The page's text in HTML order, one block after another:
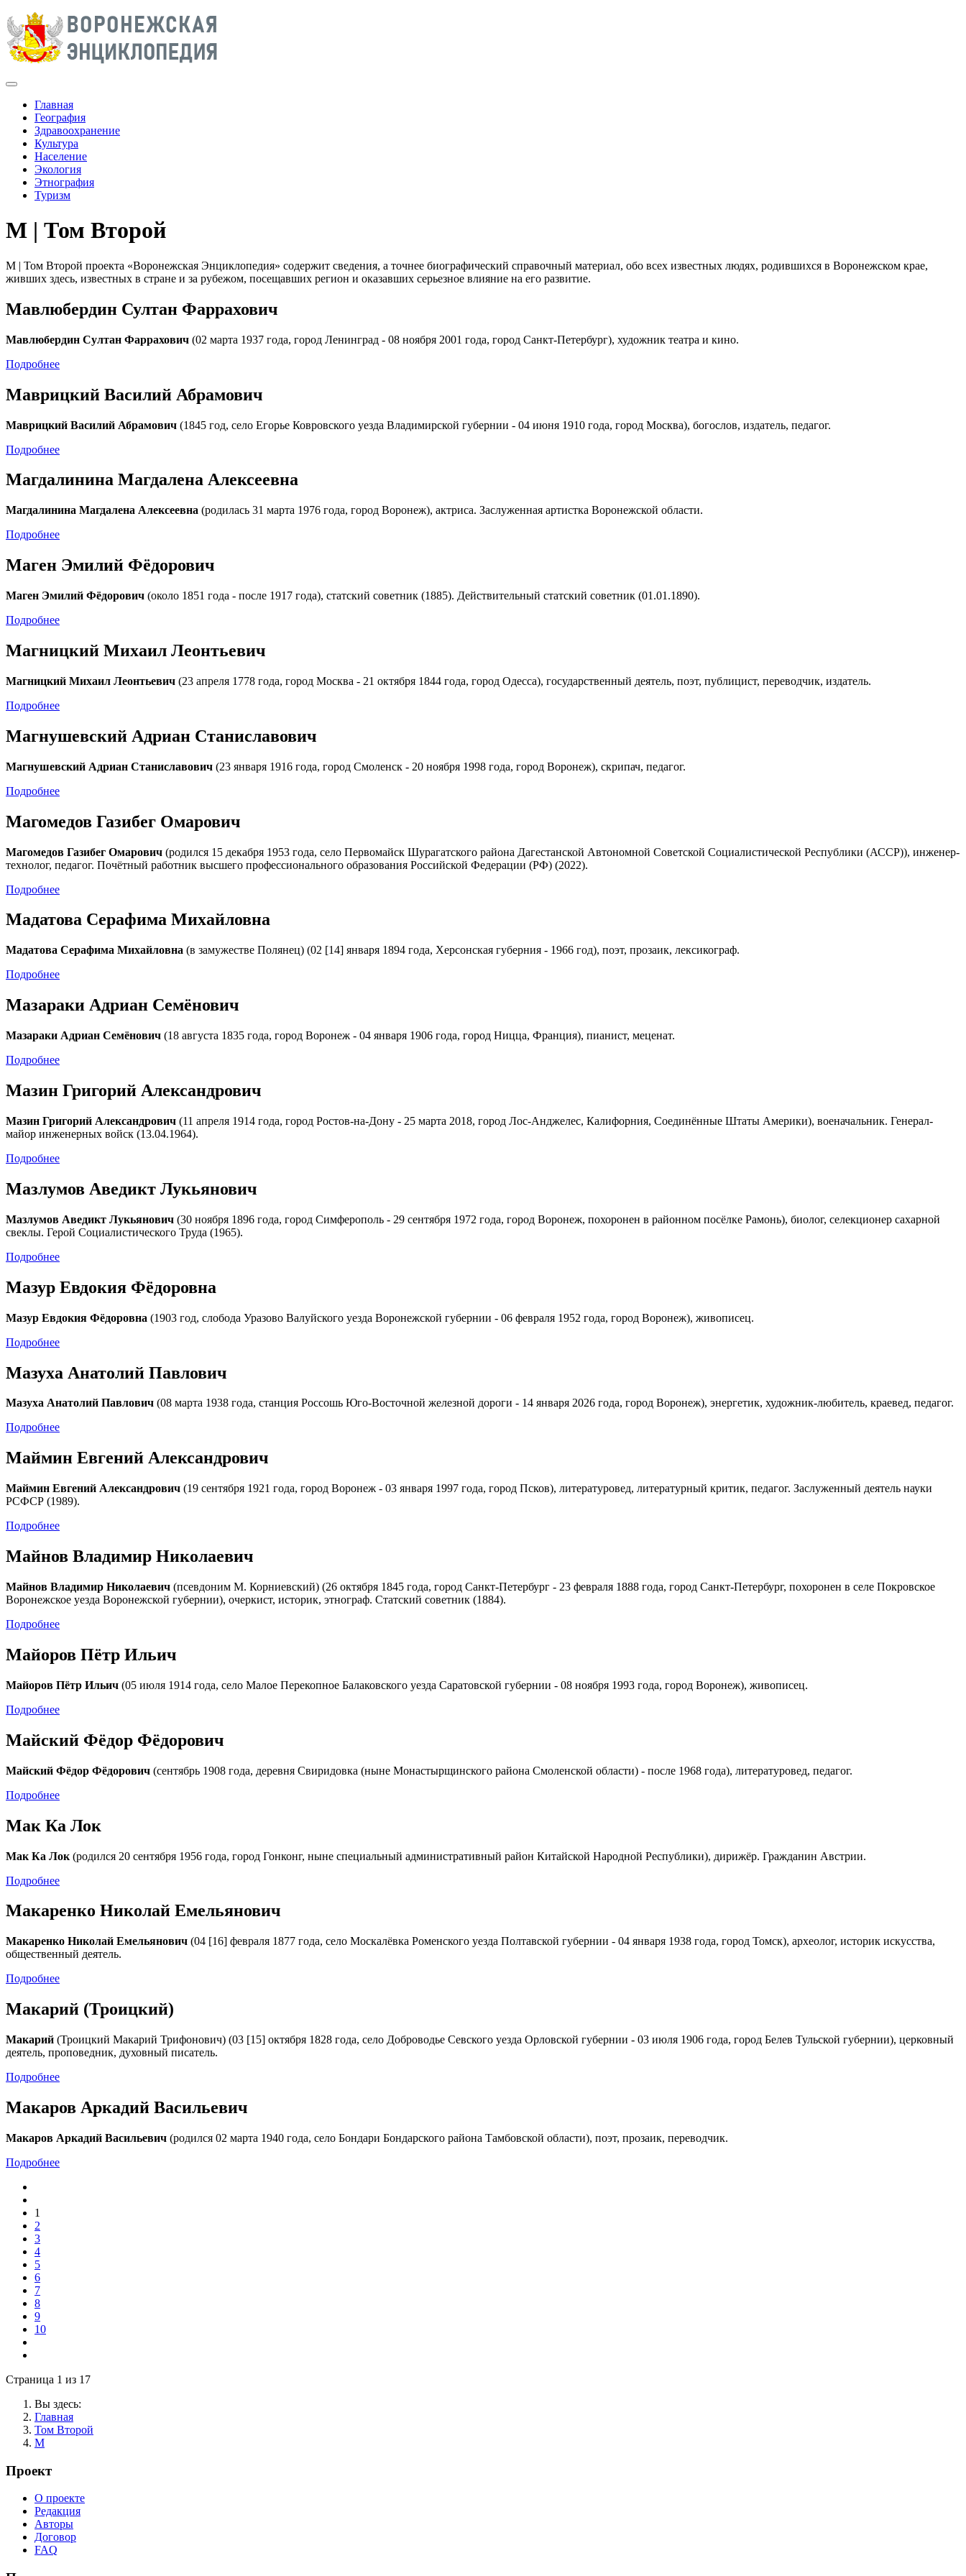
Главная
География
Здравоохранение
Культура
Население
Экология
Этнография
Туризм
М | Том Второй
М | Том Второй проекта «Воронежская Энциклопедия» содержит сведения, а точнее биографический справочный материал, обо всех известных людях, родившихся в Воронежском крае,
живших здесь, известных в стране и за рубежом, посещавших регион и оказавших серьезное влияние на его развитие.
Мавлюбердин Султан Фаррахович
Мавлюбердин Султан Фаррахович (02 марта 1937 года, город Ленинград - 08 ноября 2001 года, город Санкт-Петербург), художник театра и кино.
Подробнее
Маврицкий Василий Абрамович
Маврицкий Василий Абрамович (1845 год, село Егорье Ковровского уезда Владимирской губернии - 04 июня 1910 года, город Москва), богослов, издатель, педагог.
Подробнее
Магдалинина Магдалена Алексеевна
Магдалинина Магдалена Алексеевна (родилась 31 марта 1976 года, город Воронеж), актриса. Заслуженная артистка Воронежской области.
Подробнее
Маген Эмилий Фёдорович
Маген Эмилий Фёдорович (около 1851 года - после 1917 года), статский советник (1885). Действительный статский советник (01.01.1890).
Подробнее
Магницкий Михаил Леонтьевич
Магницкий Михаил Леонтьевич (23 апреля 1778 года, город Москва - 21 октября 1844 года, город Одесса), государственный деятель, поэт, публицист, переводчик, издатель.
Подробнее
Магнушевский Адриан Станиславович
Магнушевский Адриан Станиславович (23 января 1916 года, город Смоленск - 20 ноября 1998 года, город Воронеж), скрипач, педагог.
Подробнее
Магомедов Газибег Омарович
Магомедов Газибег Омарович (родился 15 декабря 1953 года, село Первомайск Шурагатского района Дагестанской Автономной Советской Социалистической Республики (АССР)), инженер-
технолог, педагог. Почётный работник высшего профессионального образования Российской Федерации (РФ) (2022).
Подробнее
Мадатова Серафима Михайловна
Мадатова Серафима Михайловна (в замужестве Полянец) (02 [14] января 1894 года, Херсонская губерния - 1966 год), поэт, прозаик, лексикограф.
Подробнее
Мазараки Адриан Семёнович
Мазараки Адриан Семёнович (18 августа 1835 года, город Воронеж - 04 января 1906 года, город Ницца, Франция), пианист, меценат.
Подробнее
Мазин Григорий Александрович
Мазин Григорий Александрович (11 апреля 1914 года, город Ростов-на-Дону - 25 марта 2018, город Лос-Анджелес, Калифорния, Соединённые Штаты Америки), военачальник. Генерал-
майор инженерных войск (13.04.1964).
Подробнее
Мазлумов Аведикт Лукьянович
Мазлумов Аведикт Лукьянович (30 ноября 1896 года, город Симферополь - 29 сентября 1972 года, город Воронеж, похоронен в районном посёлке Рамонь), биолог, селекционер сахарной
свеклы. Герой Социалистического Труда (1965).
Подробнее
Мазур Евдокия Фёдоровна
Мазур Евдокия Фёдоровна (1903 год, слобода Уразово Валуйского уезда Воронежской губернии - 06 февраля 1952 года, город Воронеж), живописец.
Подробнее
Мазуха Анатолий Павлович
Мазуха Анатолий Павлович (08 марта 1938 года, станция Россошь Юго-Восточной железной дороги - 14 января 2026 года, город Воронеж), энергетик, художник-любитель, краевед, педагог.
Подробнее
Маймин Евгений Александрович
Маймин Евгений Александрович (19 сентября 1921 года, город Воронеж - 03 января 1997 года, город Псков), литературовед, литературный критик, педагог. Заслуженный деятель науки
РСФСР (1989).
Подробнее
Майнов Владимир Николаевич
Майнов Владимир Николаевич (псевдоним М. Корниевский) (26 октября 1845 года, город Санкт-Петербург - 23 февраля 1888 года, город Санкт-Петербург, похоронен в селе Покровское
Воронежское уезда Воронежской губернии), очеркист, историк, этнограф. Статский советник (1884).
Подробнее
Майоров Пётр Ильич
Майоров Пётр Ильич (05 июля 1914 года, село Малое Перекопное Балаковского уезда Саратовской губернии - 08 ноября 1993 года, город Воронеж), живописец.
Подробнее
Майский Фёдор Фёдорович
Майский Фёдор Фёдорович (сентябрь 1908 года, деревня Свиридовка (ныне Монастырщинского района Смоленской области) - после 1968 года), литературовед, педагог.
Подробнее
Мак Ка Лок
Мак Ка Лок (родился 20 сентября 1956 года, город Гонконг, ныне специальный административный район Китайской Народной Республики), дирижёр. Гражданин Австрии.
Подробнее
Макаренко Николай Емельянович
Макаренко Николай Емельянович (04 [16] февраля 1877 года, село Москалёвка Роменского уезда Полтавской губернии - 04 января 1938 года, город Томск), археолог, историк искусства,
общественный деятель.
Подробнее
Макарий (Троицкий)
Макарий (Троицкий Макарий Трифонович) (03 [15] октября 1828 года, село Доброводье Севского уезда Орловской губернии - 03 июля 1906 года, город Белев Тульской губернии), церковный
деятель, проповедник, духовный писатель.
Подробнее
Макаров Аркадий Васильевич
Макаров Аркадий Васильевич (родился 02 марта 1940 года, село Бондари Бондарского района Тамбовской области), поэт, прозаик, переводчик.
Подробнее
1
2
3
4
5
6
7
8
9
10
Страница 1 из 17
Вы здесь:
Главная
Том Второй
М
Проект
О проекте
Редакция
Авторы
Договор
FAQ